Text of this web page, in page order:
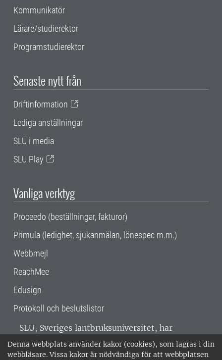
Denna webbplats använder kakor (cookies), som lagras i din
webbläsare. Vissa kakor är nödvändiga för att webbplatsen
Kommunikatör
Lärare/studierektor
Programstudierektor
Senaste nytt från
Driftinformation
Lediga anställningar
SLU i media
SLU Play
Vanliga verktyg
Proceedo (beställningar, fakturor)
Primula (ledighet, sjukanmälan, lönespec m.m.)
Webbmejl
ReachMee
Edusign
Protokoll och beslutslistor
SLU, Sveriges lantbruksuniversitet, har
verksamhet över hela Sverige. Huvudorter är
Alnarp, Uppsala och Umeå.SLU är